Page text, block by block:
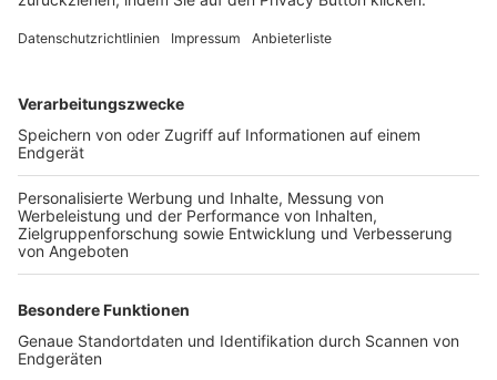
FOLGE DEM BFV
TOP-VEREINE
TOP-PARTNER